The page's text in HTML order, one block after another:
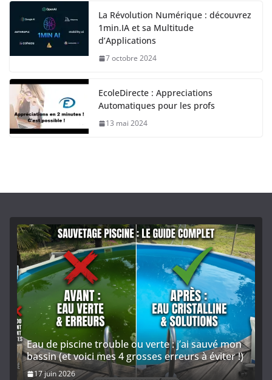
La Révolution Numérique : découvrez
1min.IA et sa Multitude
d’Applications
7 octobre 2024
EcoleDirecte : Appreciations
Automatiques pour les profs
13 mai 2024
Eau de piscine trouble ou verte : j’ai sauvé mon
bassin (et voici mes 4 grosses erreurs à éviter !)
17 juin 2026